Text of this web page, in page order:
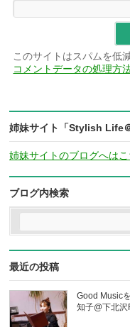
このサイトはスパムを低
コメントデータの処理方
姉妹サイト「Stylish Life
姉妹サイトのブログへは
ブログ内検索
最近の投稿
Good Music
知子@下北沢